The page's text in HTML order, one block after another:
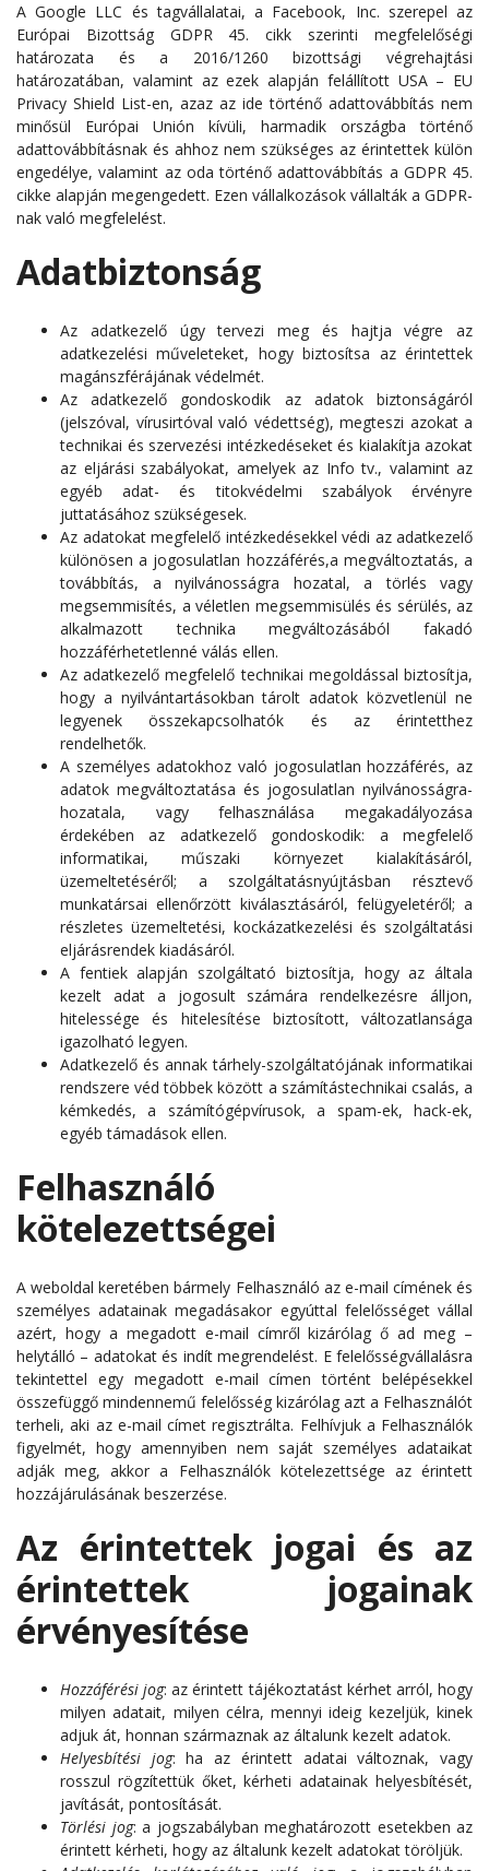
A Google LLC és tagvállalatai, a Facebook, Inc. szerepel az
Európai Bizottság GDPR 45. cikk szerinti megfelelőségi
határozata és a 2016/1260 bizottsági végrehajtási
határozatában, valamint az ezek alapján felállított USA – EU
Privacy Shield List-en, azaz az ide történő adattovábbítás nem
minősül Európai Unión kívüli, harmadik országba történő
adattovábbításnak és ahhoz nem szükséges az érintettek külön
engedélye, valamint az oda történő adattovábbítás a GDPR 45.
cikke alapján megengedett. Ezen vállalkozások vállalták a GDPR-
nak való megfelelést.
Adatbiztonság
Az adatkezelő úgy tervezi meg és hajtja végre az
adatkezelési műveleteket, hogy biztosítsa az érintettek
magánszférájának védelmét.
Az adatkezelő gondoskodik az adatok biztonságáról
(jelszóval, vírusirtóval való védettség), megteszi azokat a
technikai és szervezési intézkedéseket és kialakítja azokat
az eljárási szabályokat, amelyek az Info tv., valamint az
egyéb adat- és titokvédelmi szabályok érvényre
juttatásához szükségesek.
Az adatokat megfelelő intézkedésekkel védi az adatkezelő
különösen a jogosulatlan hozzáférés,a megváltoztatás, a
továbbítás, a nyilvánosságra hozatal, a törlés vagy
megsemmisítés, a véletlen megsemmisülés és sérülés, az
alkalmazott technika megváltozásából fakadó
hozzáférhetetlenné válás ellen.
Az adatkezelő megfelelő technikai megoldással biztosítja,
hogy a nyilvántartásokban tárolt adatok közvetlenül ne
legyenek összekapcsolhatók és az érintetthez
rendelhetők.
A személyes adatokhoz való jogosulatlan hozzáférés, az
adatok megváltoztatása és jogosulatlan nyilvánosságra-
hozatala, vagy felhasználása megakadályozása
érdekében az adatkezelő gondoskodik: a megfelelő
informatikai, műszaki környezet kialakításáról,
üzemeltetéséről; a szolgáltatásnyújtásban résztevő
munkatársai ellenőrzött kiválasztásáról, felügyeletéről; a
részletes üzemeltetési, kockázatkezelési és szolgáltatási
eljárásrendek kiadásáról.
A fentiek alapján szolgáltató biztosítja, hogy az általa
kezelt adat a jogosult számára rendelkezésre álljon,
hitelessége és hitelesítése biztosított, változatlansága
igazolható legyen.
Adatkezelő és annak tárhely-szolgáltatójának informatikai
rendszere véd többek között a számítástechnikai csalás, a
kémkedés, a számítógépvírusok, a spam-ek, hack-ek,
egyéb támadások ellen.
Felhasználó
kötelezettségei
A weboldal keretében bármely Felhasználó az e-mail címének és
személyes adatainak megadásakor egyúttal felelősséget vállal
azért, hogy a megadott e-mail címről kizárólag ő ad meg –
helytálló – adatokat és indít megrendelést. E felelősségvállalásra
tekintettel egy megadott e-mail címen történt belépésekkel
összefüggő mindennemű felelősség kizárólag azt a Felhasználót
terheli, aki az e-mail címet regisztrálta. Felhívjuk a Felhasználók
figyelmét, hogy amennyiben nem saját személyes adataikat
adják meg, akkor a Felhasználók kötelezettsége az érintett
hozzájárulásának beszerzése.
Az érintettek jogai és az
érintettek jogainak
érvényesítése
Hozzáférési jog: az érintett tájékoztatást kérhet arról, hogy
milyen adatait, milyen célra, mennyi ideig kezeljük, kinek
adjuk át, honnan származnak az általunk kezelt adatok.
Helyesbítési jog: ha az érintett adatai változnak, vagy
rosszul rögzítettük őket, kérheti adatainak helyesbítését,
javítását, pontosítását.
Törlési jog: a jogszabályban meghatározott esetekben az
érintett kérheti, hogy az általunk kezelt adatokat töröljük.